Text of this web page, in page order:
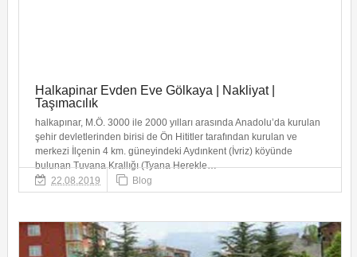
Halkapinar Evden Eve Gölkaya | Nakliyat |
Taşımacılık
halkapınar, M.Ö. 3000 ile 2000 yılları arasında Anadolu’da kurulan
şehir devletlerinden birisi de Ön Hititler tarafından kurulan ve
merkezi İlçenin 4 km. güneyindeki Aydınkent (İvriz) köyünde
bulunan Tuvana Krallığı (Tyana Herekle…
22.08.2019
Blog